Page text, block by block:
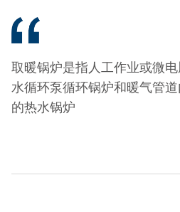
取暖锅炉是指人工作业或微
水循环泵循环锅炉和暖气管
的热水锅炉